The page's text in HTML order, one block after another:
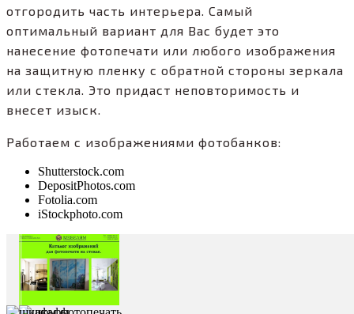
отгородить часть интерьера. Самый
оптимальный вариант для Вас будет это
нанесение фотопечати или любого изображения
на защитную пленку с обратной стороны зеркала
или стекла. Это придаст неповторимость и
внесет изыск.
Работаем с изображениями фотобанков:
Shutterstock.com
DepositPhotos.com
Fotolia.com
iStockphoto.com